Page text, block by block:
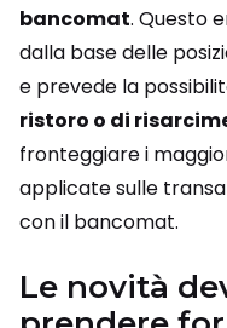
bancomat. Questo
dalla base delle
e prevede la
ristoro o di
fronteggiare i
applicate sulle
con il bancomat.
Le novità